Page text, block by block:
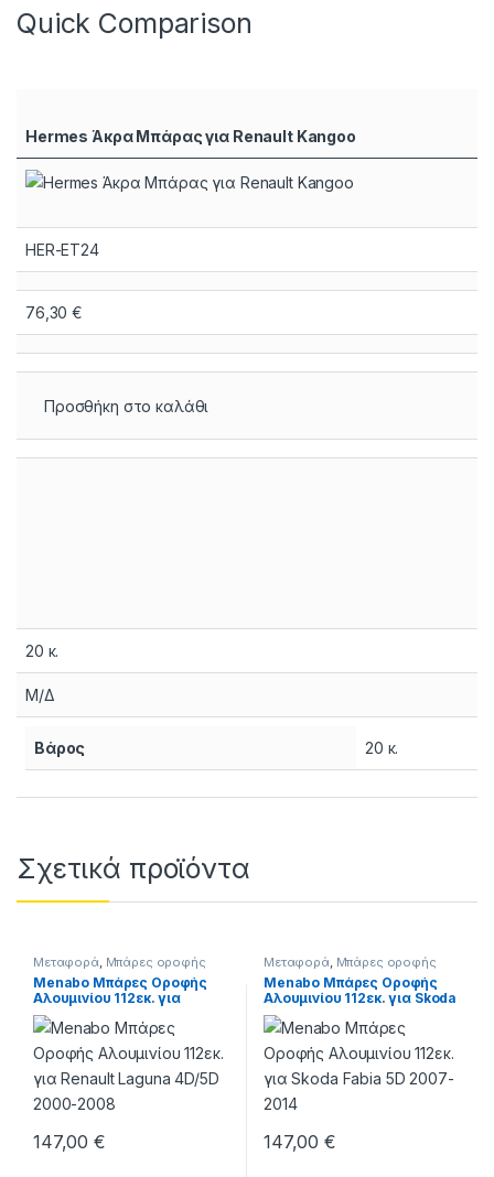
Quick Comparison
Hermes Άκρα Μπάρας για Renault Kangoo
HER-ET24
76,30€
Προσθήκη στο καλάθι
20 κ.
Μ/Δ
Βάρος 20 κ.
Σχετικά προϊόντα
Μεταφορά, Μπάρες οροφής
Menabo Μπάρες Οροφής
Αλουμινίου 112εκ. για
Renault Laguna 4D/5D
2000-2008
147,00€
Μεταφορά, Μπάρες οροφής
Menabo Μπάρες Οροφής
Αλουμινίου 112εκ. για Skoda
Fabia 5D 2007-2014
147,00€